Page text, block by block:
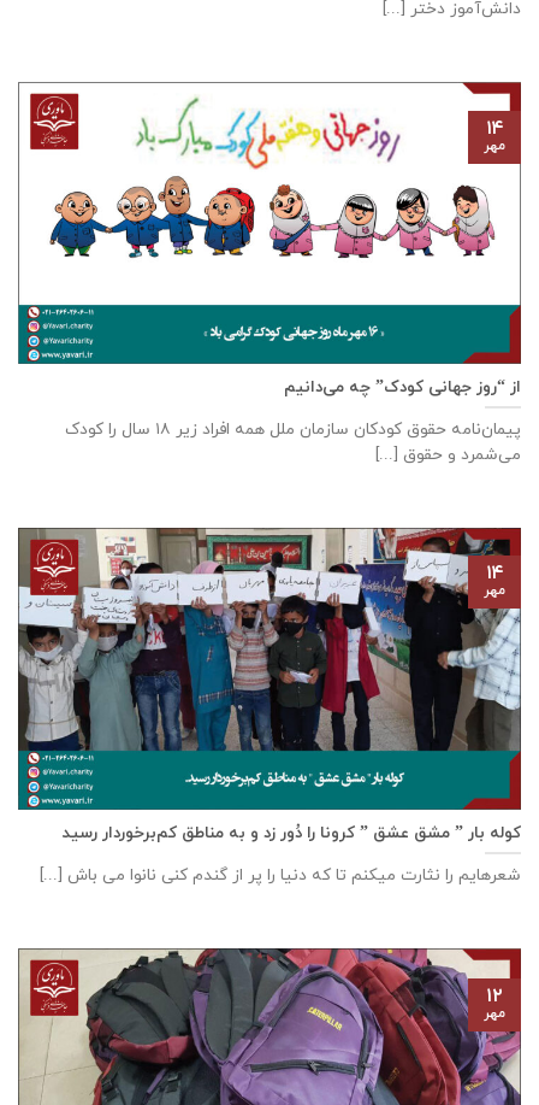
دانش‌آموز دختر [...]
از “روز جهانی کودک” چه می‌دانیم
پیمان‌نامه‌ حقوق کودکان سازمان ملل همه‌ افراد زیر ۱۸ سال را کودک
می‌شمرد و حقوق [...]
۱۴
مهر
کوله بار ” مشق عشق ” کرونا را دُور زد و به مناطق کم‌برخوردار رسید
شعرهایم را نثارت میکنم تا که دنیا را پر از گندم کنی نانوا می باش [...]
۱۴
مهر
۱۲
مهر